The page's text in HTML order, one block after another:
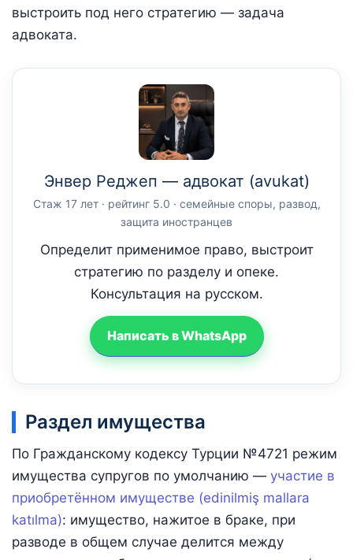
выстроить под него стратегию — задача
адвоката.
Энвер Реджеп — адвокат (avukat)
Стаж 17 лет · рейтинг 5.0 · семейные споры, развод,
защита иностранцев
Определит применимое право, выстроит
стратегию по разделу и опеке.
Консультация на русском.
Написать в WhatsApp
Раздел имущества
По Гражданскому кодексу Турции №4721 режим
имущества супругов по умолчанию — участие в
приобретённом имуществе (edinilmiş mallara
katılma): имущество, нажитое в браке, при
разводе в общем случае делится между